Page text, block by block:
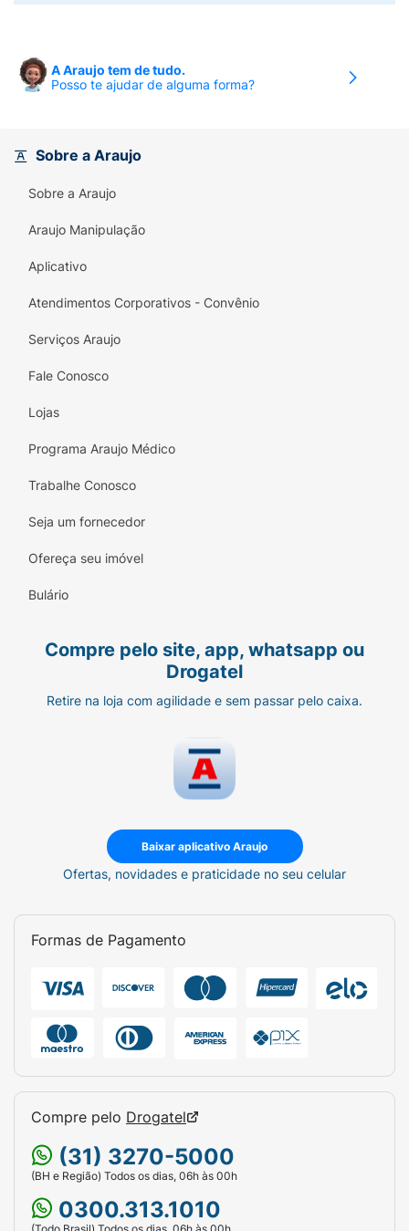
A Araujo tem de tudo.
Posso te ajudar de alguma forma?
Sobre a Araujo
Sobre a Araujo
Araujo Manipulação
Aplicativo
Atendimentos Corporativos - Convênio
Serviços Araujo
Fale Conosco
Lojas
Programa Araujo Médico
Trabalhe Conosco
Seja um fornecedor
Ofereça seu imóvel
Bulário
Compre pelo site, app, whatsapp ou
Drogatel
Retire na loja com agilidade e sem passar pelo caixa.
Baixar aplicativo Araujo
Ofertas, novidades e praticidade no seu celular
Formas de Pagamento
Compre pelo Drogatel
(31) 3270-5000
(BH e Região) Todos os dias, 06h às 00h
0300.313.1010